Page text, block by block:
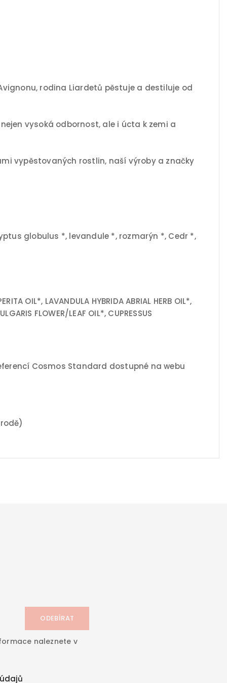
rodina Liardetů pěstuje a destiluje od
vysoká odbornost, ale i úcta k zemi a
vypěstovaných rostlin, naší výroby a značky
globulus *, levandule *, rozmarýn *, Cedr *,
OIL*, LAVANDULA HYBRIDA ABRIAL HERB OIL*,
FLOWER/LEAF OIL*, CUPRESSUS
Cosmos Standard dostupné na webu
naleznete v